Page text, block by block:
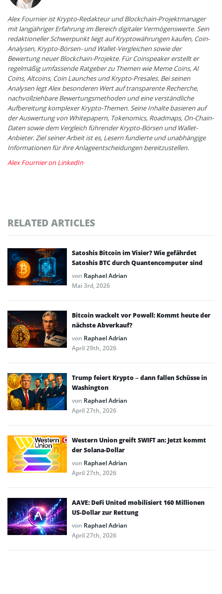
Alex Fournier ist Krypto-Redakteur und Blockchain-Projektmanager
mit langjähriger Erfahrung im Bereich digitaler Vermögenswerte. Sein
redaktioneller Schwerpunkt liegt auf Kryptowährungen kaufen, Coin-
Analysen, Krypto-Börsen- und Wallet-Vergleichen sowie der
Bewertung neuer Blockchain-Projekte. Für Coinspeaker erstellt er
regelmäßig umfassende Ratgeber zu Themen wie Meme Coins, AI
Coins, Altcoins, Coin Launches und Krypto-Presales. Bei seinen
Analysen legt Alex besonderen Wert auf transparente Recherche,
nachvollziehbare Bewertungsmethoden und eine verständliche
Aufbereitung komplexer Krypto-Themen. Seine Inhalte basieren auf
der Auswertung von Whitepapern, Tokenomics, Roadmaps, On-Chain-
Daten sowie dem Vergleich führender Krypto-Börsen und Wallet-
Anbieter. Ziel seiner Arbeit ist es, Lesern fundierte und unabhängige
Informationen für ihre Anlageentscheidungen bereitzustellen.
Alex Fournier on LinkedIn
RELATED ARTICLES
Satoshis Bitcoin im Visier? Wie gefährdet
Satoshis BTC durch Quantencomputer sind
von Raphael Adrian
Mai 3rd, 2026
Bitcoin wackelt vor Powell: Kommt heute der
nächste Abverkauf?
von Raphael Adrian
April 29th, 2026
Trump feiert Krypto – dann fallen Schüsse in
Washington
von Raphael Adrian
April 27th, 2026
Western Union greift SWIFT an: Jetzt kommt
der Solana-Dollar
von Raphael Adrian
April 27th, 2026
AAVE: DeFi United mobilisiert 160 Millionen
US-Dollar zur Rettung
von Raphael Adrian
April 27th, 2026